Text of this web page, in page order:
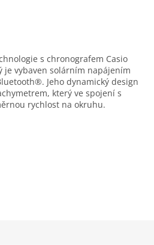
s chronografem Casio
je vybaven solárním napájením
Jeho dynamický design
který ve spojení s
rychlost na okruhu.